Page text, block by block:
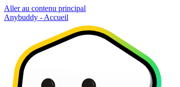
Aller au contenu principal
Anybuddy - Accueil